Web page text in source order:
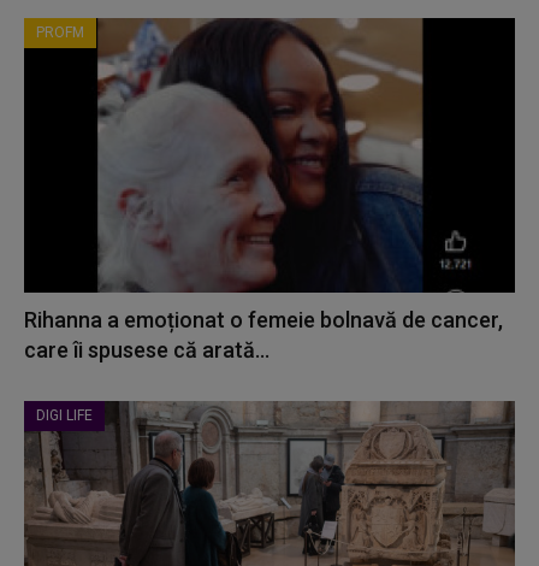
PROFM
Rihanna a emoționat o femeie bolnavă de cancer,
care îi spusese că arată...
DIGI LIFE